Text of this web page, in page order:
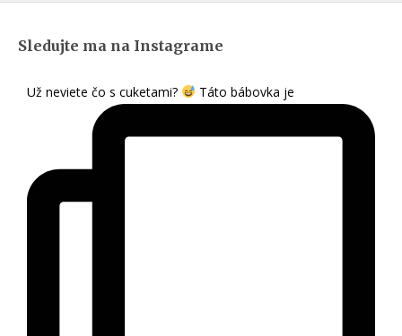
Sledujte ma na Instagrame
Už neviete čo s cuketami? Táto bábovka je